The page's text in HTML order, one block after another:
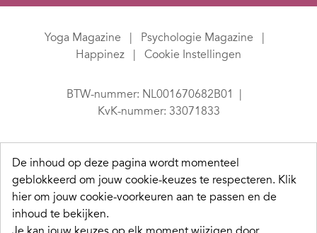
Yoga Magazine
Psychologie Magazine
Happinez
Cookie Instellingen
BTW-nummer: NL001670682B01
KvK-nummer: 33071833
De inhoud op deze pagina wordt momenteel
geblokkeerd om jouw cookie-keuzes te respecteren. Klik
hier om jouw cookie-voorkeuren aan te passen en de
inhoud te bekijken.